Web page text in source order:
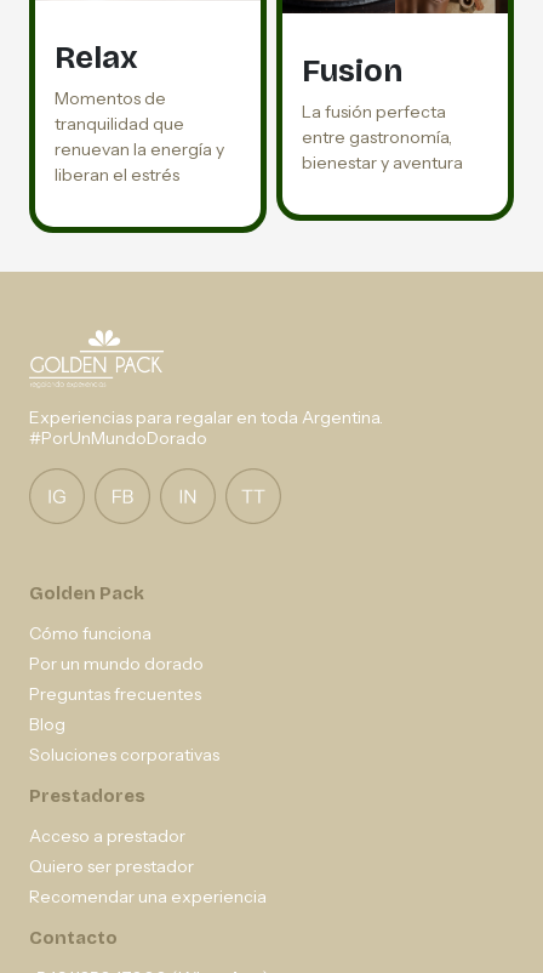
Relax
Momentos de
tranquilidad que
renuevan la energía y
liberan el estrés
Fusion
La fusión perfecta
entre gastronomía,
bienestar y aventura
Experiencias para regalar en toda Argentina.
#PorUnMundoDorado
Golden Pack
Cómo funciona
Por un mundo dorado
Preguntas frecuentes
Blog
Soluciones corporativas
Prestadores
Acceso a prestador
Quiero ser prestador
Recomendar una experiencia
Contacto